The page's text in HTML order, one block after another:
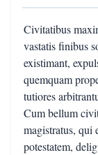
Civitatibus
vastatis finibus
existimant,
quemquam
tutiores
Cum bellum
magistratus, qui
potestatem,